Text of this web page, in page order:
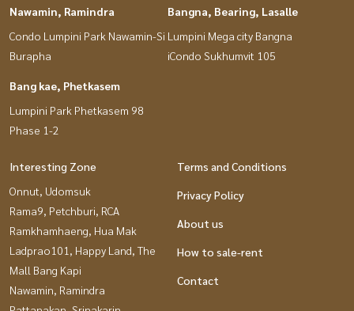
Nawamin, Ramindra
Condo Lumpini Park Nawamin-Si
Burapha
Bangna, Bearing, Lasalle
Lumpini Mega city Bangna
iCondo Sukhumvit 105
Bang kae, Phetkasem
Lumpini Park Phetkasem 98
Phase 1-2
Interesting Zone
Onnut, Udomsuk
Rama9, Petchburi, RCA
Ramkhamhaeng, Hua Mak
Ladprao101, Happy Land, The
Mall Bang Kapi
Nawamin, Ramindra
Terms and Conditions
Privacy Policy
About us
How to sale-rent
Contact